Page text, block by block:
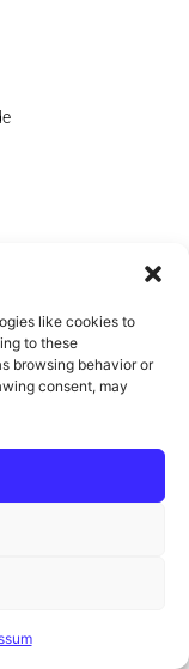
like cookies to
to these
browsing behavior or
consent, may
2026